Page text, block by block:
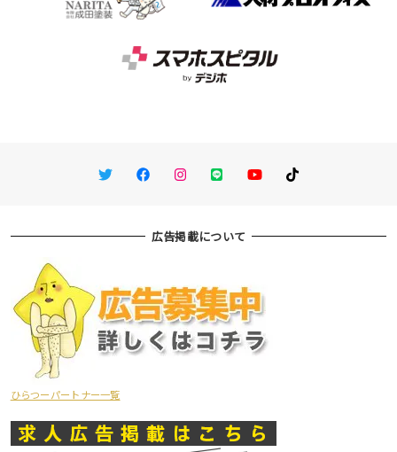
TwitterFacebookInstagram
LINE You TubeTikTok
広告掲載について
ひらつーパートナー一覧